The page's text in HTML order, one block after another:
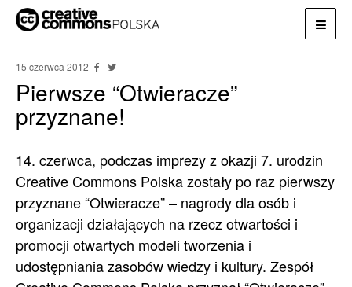
15 czerwca 2012
Pierwsze “Otwieracze”
przyznane!
14. czerwca, podczas imprezy z okazji 7. urodzin
Creative Commons Polska zostały po raz pierwszy
przyznane “Otwieracze” – nagrody dla osób i
organizacji działających na rzecz otwartości i
promocji otwartych modeli tworzenia i
udostępniania zasobów wiedzy i kultury. Zespół